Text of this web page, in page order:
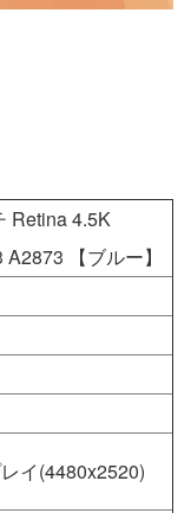
Retina 4.5K
【ブルー】
イ(4480x2520)